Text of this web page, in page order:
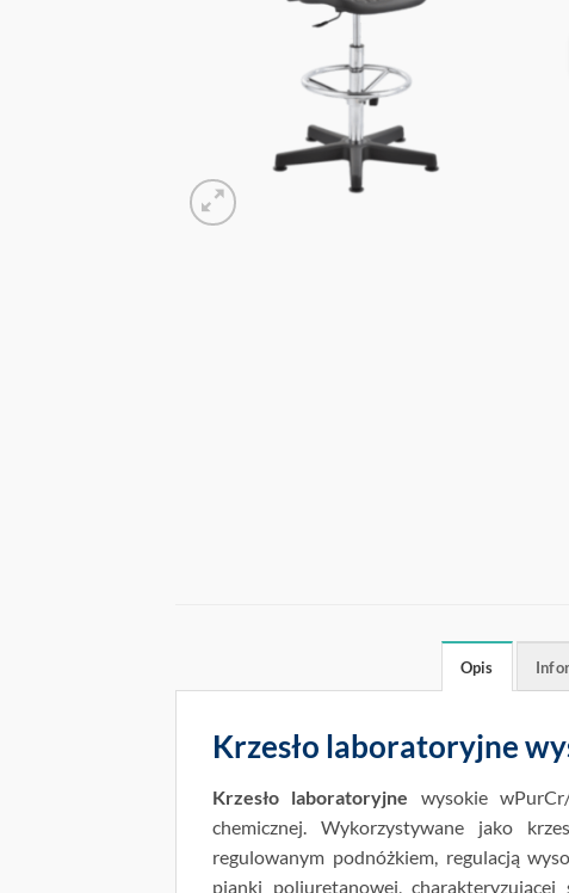
Opis
Krzesło laboratoryjne
Krzesło laboratoryjne wysokie
chemicznej. Wykorzystywane jako
regulowanym podnóżkiem, regulacją
pianki poliuretanowej,